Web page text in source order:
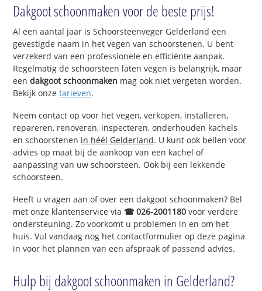
Dakgoot schoonmaken voor de beste prijs!
Al een aantal jaar is Schoorsteenveger Gelderland een
gevestigde naam in het vegen van schoorstenen. U bent
verzekerd van een professionele en efficiënte aanpak.
Regelmatig de schoorsteen laten vegen is belangrijk, maar
eendakgoot schoonmaken mag ook niet vergeten worden.
Bekijk onzetarieven.
Neem contact op voor het vegen, verkopen, installeren,
repareren, renoveren, inspecteren, onderhouden kachels
en schoorstenen in héél Gelderland. U kunt ook bellen voor
advies op maat bij de aankoop van een kachel of
aanpassing van uw schoorsteen. Ook bij een lekkende
schoorsteen.
Heeft u vragen aan of over een dakgoot schoonmaken? Bel
met onze klantenservice via ☎ 026-2001180 voor verdere
ondersteuning. Zo voorkomt u problemen in en om het
huis. Vul vandaag nog het contactformulier op deze pagina
in voor het plannen van een afspraak of passend advies.
Hulp bij dakgoot schoonmaken in Gelderland?